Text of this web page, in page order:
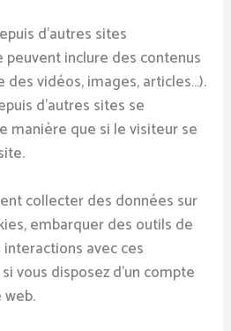
d’autres sites
inclure des contenus
vidéos, images, articles…).
d’autres sites se
manière que si le visiteur se
collecter des données sur
embarquer des outils de
avec ces
vous disposez d’un compte